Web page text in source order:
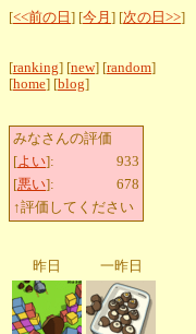
[<<前の日 ] [今月 ] [次の日>>]
[ranking] [new] [random]
[home] [blog]
みなさんの評価
[よい]:
933
[悪い]:
678
↑評価してください
昨日 一昨日